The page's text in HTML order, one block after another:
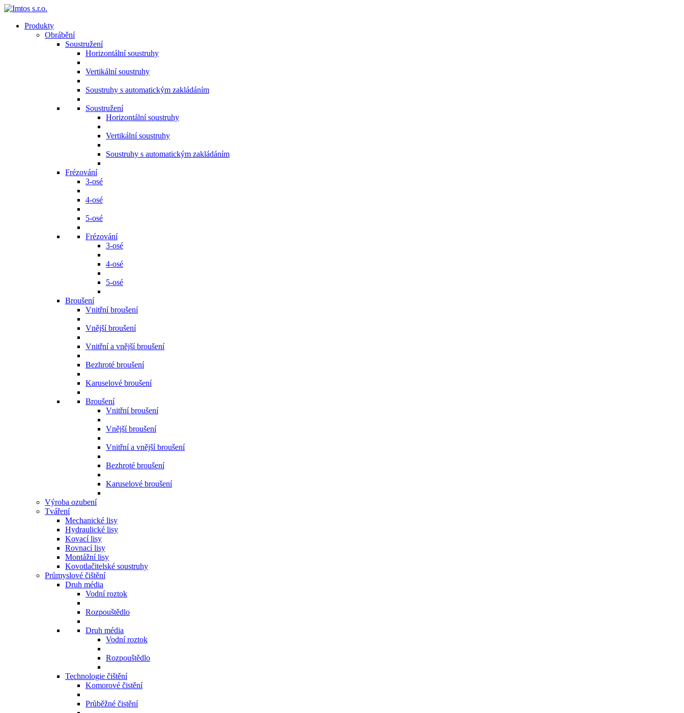
Produkty
Obrábění
Soustružení
Horizontální soustruhy
Vertikální soustruhy
Soustruhy s automatickým zakládáním
Soustružení
Horizontální soustruhy
Vertikální soustruhy
Soustruhy s automatickým zakládáním
Frézování
3-osé
4-osé
5-osé
Frézování
3-osé
4-osé
5-osé
Broušení
Vnitřní broušení
Vnější broušení
Vnitřní a vnější broušení
Bezhroté broušení
Karuselové broušení
Broušení
Vnitřní broušení
Vnější broušení
Vnitřní a vnější broušení
Bezhroté broušení
Karuselové broušení
Výroba ozubení
Tváření
Mechanické lisy
Hydraulické lisy
Kovací lisy
Rovnací lisy
Montážní lisy
Kovotlačitelské soustruhy
Průmyslové čištění
Druh média
Vodní roztok
Rozpouštědlo
Druh média
Vodní roztok
Rozpouštědlo
Technologie čištění
Komorové čistění
Průběžné čistění